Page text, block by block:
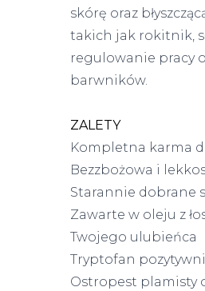
skórę oraz
takich jak rokitnik,
regulowanie pracy
barwników.
ZALETY
Kompletna karma
Bezzbożowa i
Starannie dobrane
Zawarte w oleju z
Twojego ulubieńca
Tryptofan
Ostropest plamisty